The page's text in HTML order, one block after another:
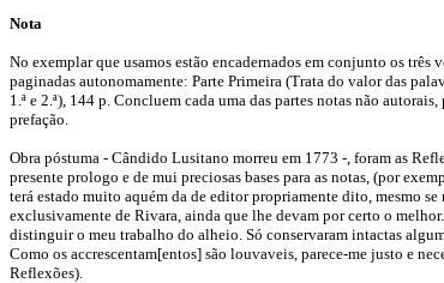
Nota
No exemplar que usamos estão encadernados em conjunto os três
paginadas autonomamente: Parte Primeira (Trata do valor das
1.ª e 2.ª), 144 p. Concluem cada uma das partes notas não
prefação.
Obra póstuma - Cândido Lusitano morreu em 1773 -, foram as
presente prologo e de mui preciosas bases para as notas, (por
terá estado muito aquém da de editor propriamente dito, mesmo
exclusivamente de Rivara, ainda que lhe devam por certo o
distinguir o meu trabalho do alheio. Só conservaram intactas
Como os accrescentam[entos] são louvaveis, parece-me justo e
Reflexões).